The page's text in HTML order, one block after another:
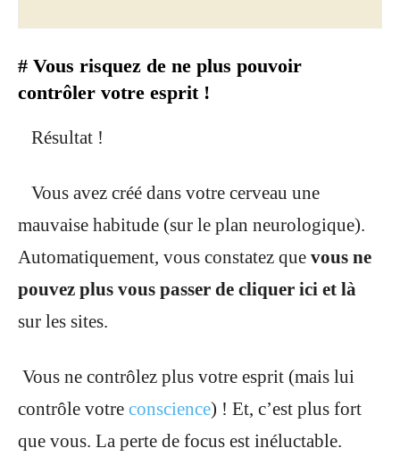
# Vous risquez de ne plus pouvoir
contrôler votre esprit !
Résultat !
Vous avez créé dans votre cerveau une
mauvaise habitude (sur le plan neurologique).
Automatiquement, vous constatez que vous ne
pouvez plus vous passer de cliquer ici et là
sur les sites.
Vous ne contrôlez plus votre esprit (mais lui
contrôle votre conscience) ! Et, c’est plus fort
que vous. La perte de focus est inéluctable.